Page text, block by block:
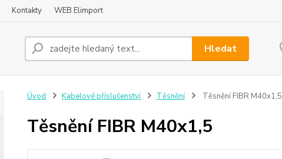
Kontakty WEB Elimport
Hledat
Úvod Kabelové příslušenství Těsnění Těsnění FIBR M40x1,5
Těsnění FIBR M40x1,5